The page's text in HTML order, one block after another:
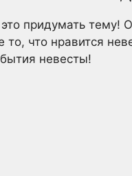
придумать тему!
что нравится
невесты!